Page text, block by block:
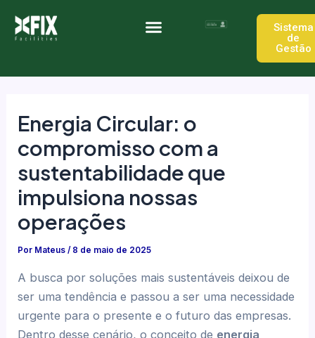
para
Sistema
de
Gestão
Energia Circular: o
compromisso com a
sustentabilidade que
impulsiona nossas
operações
Por Mateus/ 8 de maio de 2025
A busca por soluções mais sustentáveis deixou de
ser uma tendência e passou a ser uma necessidade
urgente para o presente e o futuro das empresas.
Dentro desse cenário, o conceito de energia
navigation